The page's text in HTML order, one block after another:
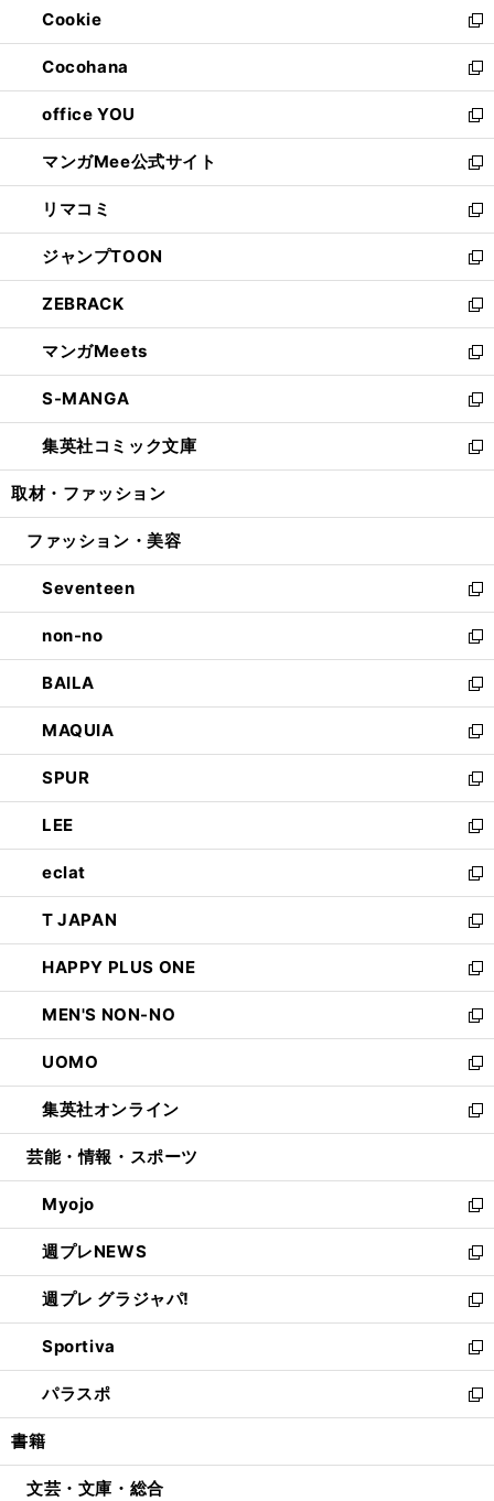
く
で
開
く
ド
ウ
で
開
く
ィ
ン
ド
ウ
で
開
く
Cookie
新
し
い
ウ
ィ
ン
ド
ウ
で
開
く
Cocohana
新
し
い
ウ
ィ
ン
ド
ウ
で
開
く
office YOU
新
し
い
ウ
ィ
ン
ド
ウ
で
開
く
マンガMee公式サイト
新
し
い
ウ
ィ
ン
ド
ウ
で
開
く
リマコミ
新
し
い
ウ
ィ
ン
ド
ウ
で
開
く
ジャンプTOON
新
し
い
ウ
ィ
ン
ド
ウ
で
開
ZEBRACK
新
し
い
ウ
ィ
ン
ド
ウ
開
マンガMeets
新
し
い
ウ
ィ
ン
ウ
開
く
S-MANGA
新
し
い
ウ
ン
ウ
で
開
く
集英社コミック文庫
新
し
ウ
ン
ド
ウ
で
開
く
取材・ファッション
ファッション・美容
Seventeen
新
し
い
ウ
ィ
ン
ド
ウ
で
開
く
non-no
新
し
い
ウ
ィ
ン
ド
ウ
で
開
く
BAILA
新
し
い
ウ
ィ
ン
ド
ウ
で
開
く
MAQUIA
新
し
い
ウ
ィ
ン
ド
ウ
で
開
く
SPUR
新
し
い
ウ
ィ
ン
ド
ウ
で
開
く
LEE
新
し
い
ウ
ィ
ン
ド
ウ
で
開
く
eclat
新
し
い
ウ
ィ
ン
ド
ウ
で
開
く
T JAPAN
新
し
い
ウ
ィ
ン
ド
ウ
で
開
HAPPY PLUS ONE
新
し
い
ウ
ィ
ン
ド
ウ
開
く
MEN'S NON-NO
新
し
い
ウ
ィ
ン
ウ
で
開
く
UOMO
新
し
い
ウ
ン
ド
ウ
で
開
く
集英社オンライン
新
し
ウ
ィ
ン
ド
ウ
で
開
く
芸能・情報・スポーツ
Myojo
新
し
い
ウ
ィ
ン
ド
ウ
で
開
週プレNEWS
新
し
い
ウ
ィ
ン
ド
ウ
開
週プレ グラジャパ!
新
し
い
ウ
ィ
ン
ウ
Sportiva
新
し
い
ウ
ン
パラスポ
新
し
ウ
書籍
文芸・文庫・総合